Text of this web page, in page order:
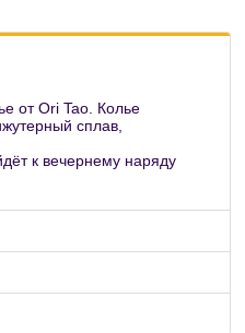
от Ori Tao. Колье
сплав,
к вечернему наряду